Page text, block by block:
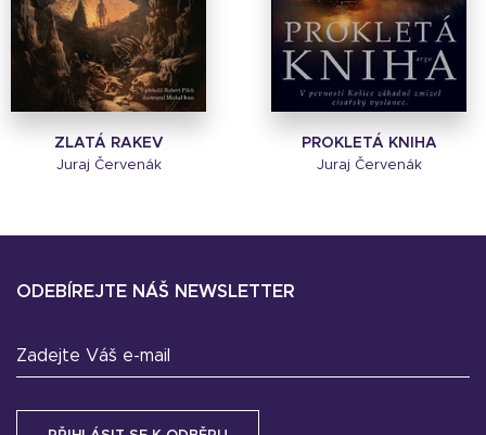
ZLATÁ RAKEV
Juraj Červenák
PROKLETÁ KNIHA
Juraj Červenák
ODEBÍREJTE NÁŠ NEWSLETTER
Zadejte Váš e-mail